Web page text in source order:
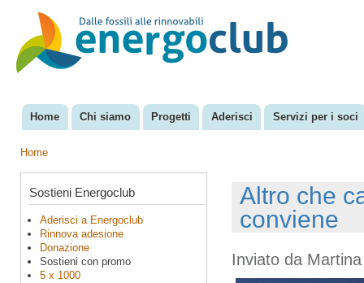
EnergoClub
per la
riconversione
del sistema
Menu principale
Home Chi siamo Progetti Aderisci Servizi per i soci
Home
Sostieni Energoclub
Aderisci a Energoclub
Rinnova adesione
Donazione
Sostieni con promo
5 x 1000
Altro che
conviene
Inviato da